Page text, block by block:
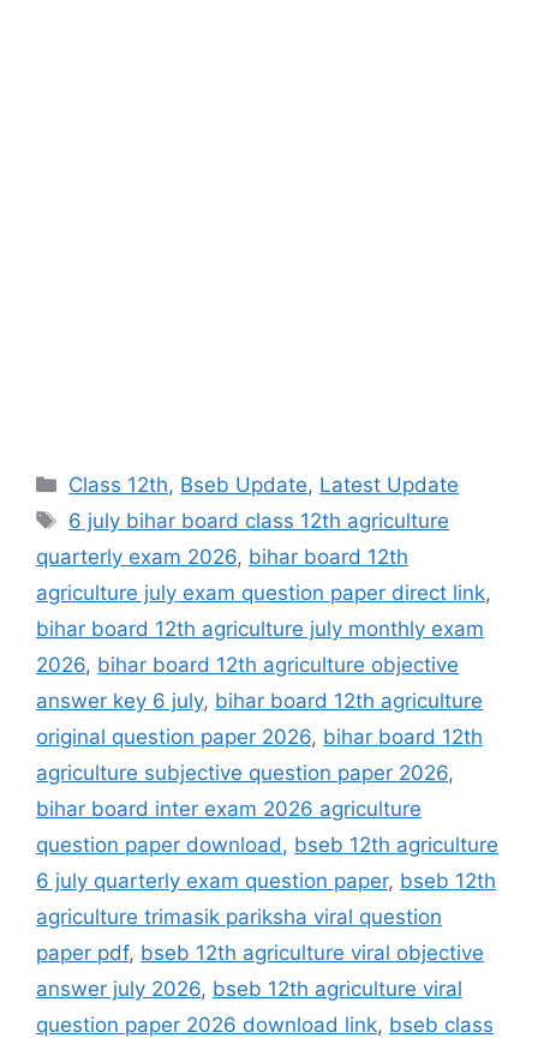
Categories
Class 12th, Bseb Update, Latest Update
Tags
6 july bihar board class 12th agriculture
quarterly exam 2026, bihar board 12th
agriculture july exam question paper direct link,
bihar board 12th agriculture july monthly exam
2026, bihar board 12th agriculture objective
answer key 6 july, bihar board 12th agriculture
original question paper 2026, bihar board 12th
agriculture subjective question paper 2026,
bihar board inter exam 2026 agriculture
question paper download , bseb 12th agriculture
6 july quarterly exam question paper, bseb 12th
agriculture trimasik pariksha viral question
paper pdf, bseb 12th agriculture viral objective
answer july 2026, bseb 12th agriculture viral
question paper 2026 download link, bseb class